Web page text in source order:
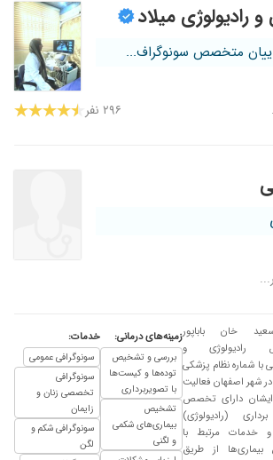
رادیولوژی میلاد
متخصص سونوگراف...
۲۹۶ نفر
خان باباپور
رادیولوژی و
با شماره نظام پزشکی
105935 در شهر اصفهان فعالیت
دارای تخصص
(رادیولوژی)
خدمات مرتبط با
از طریق
زمینه‌های درمانی:
بررسی و تشخیص
توده‌ها و کیست‌ها
با تصویربرداری
تشخیص
بیماری‌های شکمی
و لگنی
خدمات:
سونوگرافی عمومی
سونوگرافی
تخصصی زنان و
زایمان
سونوگرافی شکم و
لگن